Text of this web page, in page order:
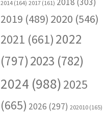
2014(164) 2017(161)
2019 (489) 2020 (546)
2021 (661) 2022
(797)2023 (782)
2024 (988) 2025
(665) 2026 (297) 202010(165)